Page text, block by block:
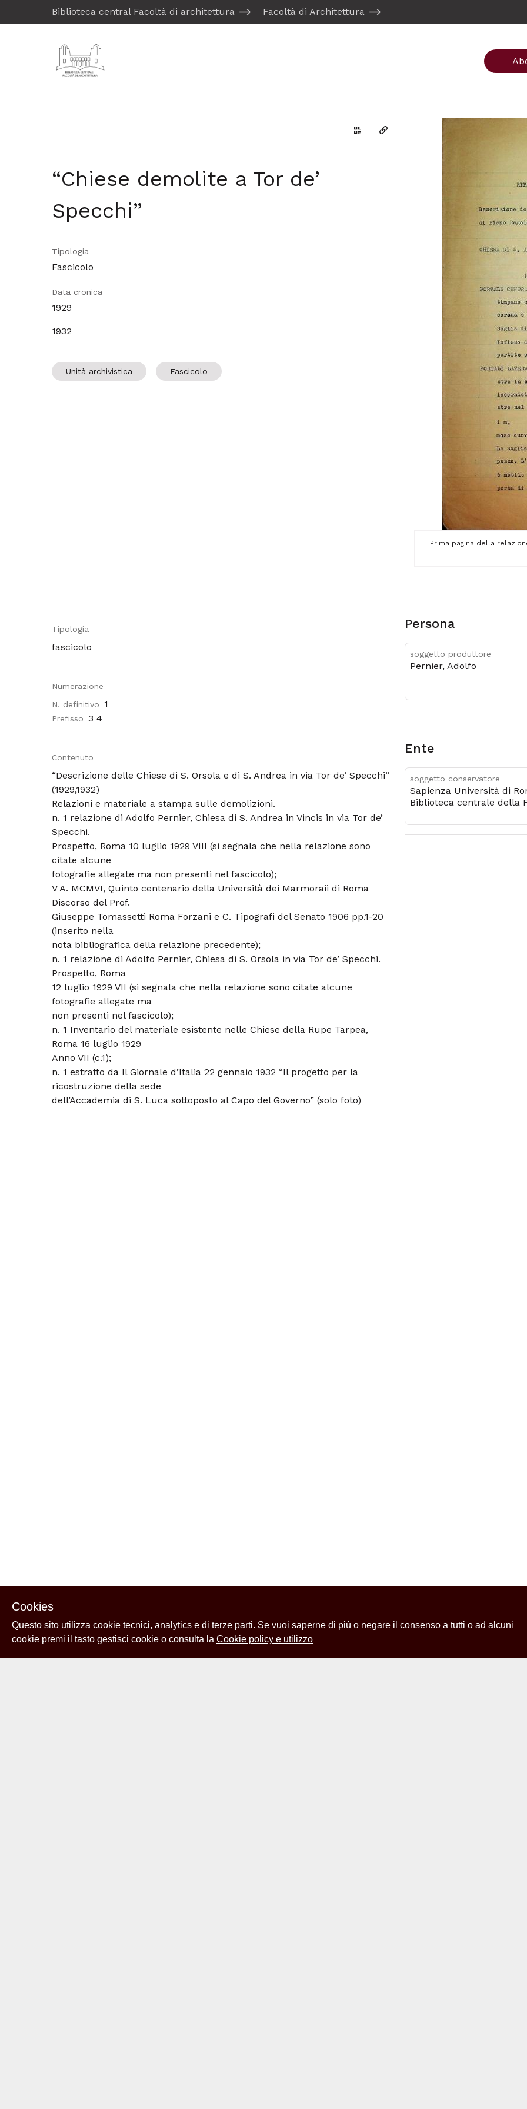
Biblioteca central Facoltà di architettura Facoltà di Architettura
Genera il QR Code della scheda
Copia il permalink
“Chiese demolite a Tor de’
Specchi”
Tipologia
Fascicolo
Data cronica
1929
1932
Unità archivistica Fascicolo
Prima pagina della
Tipologia
fascicolo
Numerazione
N. definitivo
1
Prefisso 3 4
Contenuto
“Descrizione delle Chiese di S. Orsola e di S. Andrea in via Tor de’ Specchi”
(1929,1932)
Relazioni e materiale a stampa sulle demolizioni.
n. 1 relazione di Adolfo Pernier, Chiesa di S. Andrea in Vincis in via Tor de’
Specchi.
Prospetto, Roma 10 luglio 1929 VIII (si segnala che nella relazione sono
citate alcune
fotografie allegate ma non presenti nel fascicolo);
V A. MCMVI, Quinto centenario della Università dei Marmoraii di Roma
Discorso del Prof.
Giuseppe Tomassetti Roma Forzani e C. Tipografi del Senato 1906 pp.1-20
(inserito nella
nota bibliografica della relazione precedente);
n. 1 relazione di Adolfo Pernier, Chiesa di S. Orsola in via Tor de’ Specchi.
Prospetto, Roma
12 luglio 1929 VII (si segnala che nella relazione sono citate alcune
fotografie allegate ma
non presenti nel fascicolo);
n. 1 Inventario del materiale esistente nelle Chiese della Rupe Tarpea,
Roma 16 luglio 1929
Anno VII (c.1);
n. 1 estratto da Il Giornale d’Italia 22 gennaio 1932 “Il progetto per la
ricostruzione della sede
dell’Accademia di S. Luca sottoposto al Capo del Governo” (solo foto)
Persona
soggetto produttore
Pernier, Adolfo
Ente
soggetto conservatore
Sapienza Università di
Biblioteca centrale della
Cookies
Questo sito utilizza cookie tecnici, analytics e di terze parti. Se vuoi saperne di più o negare il consenso a tutti o ad alcuni
cookie premi il tasto gestisci cookie o consulta la Cookie policy e utilizzo